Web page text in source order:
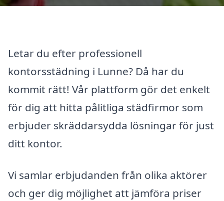
Letar du efter professionell
kontorsstädning i Lunne? Då har du
kommit rätt! Vår plattform gör det enkelt
för dig att hitta pålitliga städfirmor som
erbjuder skräddarsydda lösningar för just
ditt kontor.
Vi samlar erbjudanden från olika aktörer
och ger dig möjlighet att jämföra priser